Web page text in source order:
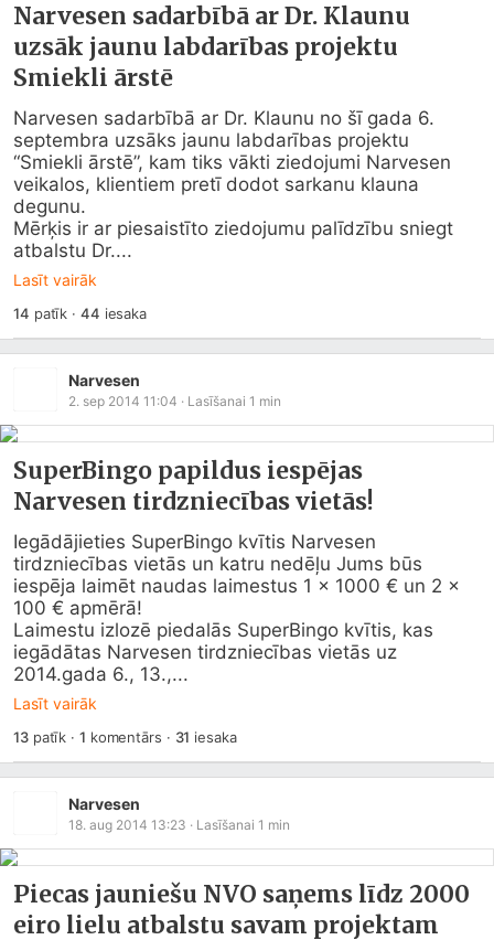
Narvesen sadarbībā ar Dr. Klaunu
uzsāk jaunu labdarības projektu
Smiekli ārstē
Narvesen sadarbībā ar Dr. Klaunu no šī gada 6.
septembra uzsāks jaunu labdarības projektu
“Smiekli ārstē”, kam tiks vākti ziedojumi Narvesen
veikalos, klientiem pretī dodot sarkanu klauna
degunu.
Mērķis ir ar piesaistīto ziedojumu palīdzību sniegt
atbalstu Dr....
Lasīt vairāk
14 patīk · 44 iesaka
Narvesen
2. sep 2014 11:04 · Lasīšanai 1 min
SuperBingo papildus iespējas
Narvesen tirdzniecības vietās!
Iegādājieties SuperBingo kvītis Narvesen
tirdzniecības vietās un katru nedēļu Jums būs
iespēja laimēt naudas laimestus 1 x 1000 € un 2 x
100 € apmērā!
Laimestu izlozē piedalās SuperBingo kvītis, kas
iegādātas Narvesen tirdzniecības vietās uz
2014.gada 6., 13.,...
Lasīt vairāk
13patīk · 1 komentārs · 31 iesaka
Narvesen
18. aug 2014 13:23 · Lasīšanai 1 min
Piecas jauniešu NVO saņems līdz 2000
eiro lielu atbalstu savam projektam